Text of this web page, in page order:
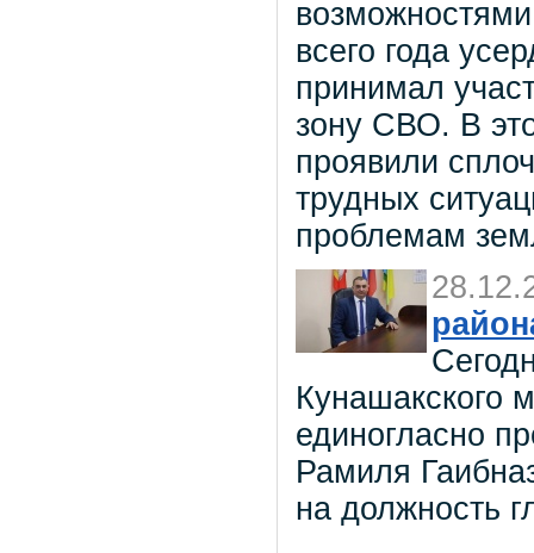
всего года
принимал
зону СВО. В
проявили
трудных
проблемам
Кунашакского
единогласно
Рамиля
на должность